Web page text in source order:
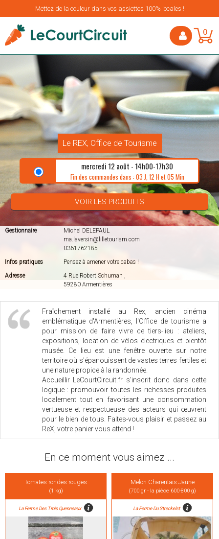
Mettez de la couleur dans vos assiettes 100% locales !
0
Le REX, Office de Tourisme
mercredi 12 août - 14h00-17h30
Fin des commandes dans : 03 J, 12 H et 05 Min
VOIR LES PRODUITS
Gestionnaire
Michel DELEPAUL
ma.laversin@lilletourism.com
0361762185
Infos pratiques
Pensez à amener votre cabas !
Adresse
4 Rue Robert Schuman ,
59280 Armentières
Fraîchement installé au Rex, ancien cinéma
emblématique d'Armentières, l'Office de tourisme a
pour mission de faire vivre ce tiers-lieu : ateliers,
expositions, location de vélos électriques et bientôt
musée. Ce lieu est une fenêtre ouverte sur notre
territoire où s'épanouissent de vastes terres fertiles et
une nature propice à la randonnée.
Accueillir LeCourtCircuit.fr s'inscrit donc dans cette
logique : promouvoir toutes les richesses produites
localement tout en favorisant une consommation
vertueuse et respectueuse des acteurs qui œuvrent
pour le bien de tous. Faites-vous plaisir et passez au
ReX, votre panier vous attend !
En ce moment vous aimez ...
Tomates rondes rouges
(1 kg)
La Ferme Des Trois Quenneaux
Melon Charentais Jaune
(700 gr - la pièce 600-800 g)
La Ferme Du Streckelst